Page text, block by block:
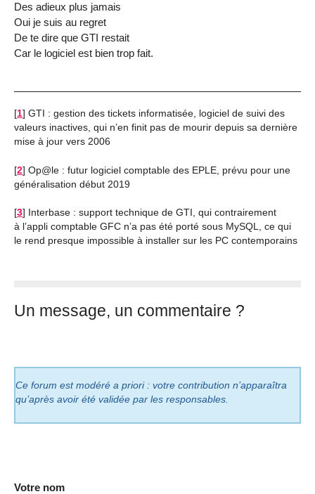
Des adieux plus jamais
Oui je suis au regret
De te dire que GTI restait
Car le logiciel est bien trop fait.
[1] GTI : gestion des tickets informatisée, logiciel de suivi des
valeurs inactives, qui n’en finit pas de mourir depuis sa dernière
mise à jour vers 2006
[2] Op@le : futur logiciel comptable des EPLE, prévu pour une
généralisation début 2019
[3]
Interbase : support technique de GTI, qui contrairement
à l’appli comptable GFC n’a pas été porté sous MySQL, ce qui
le rend presque impossible à installer sur les PC contemporains
Un message, un commentaire ?
Ce forum est modéré a priori : votre contribution n’apparaîtra
qu’après avoir été validée par les responsables.
Votre nom